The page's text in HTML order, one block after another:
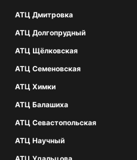
АТЦ Дмитровка
АТЦ Долгопрудный
АТЦ Щёлковская
АТЦ Семеновская
АТЦ Химки
АТЦ Балашиха
АТЦ Севастопольская
АТЦ Научный